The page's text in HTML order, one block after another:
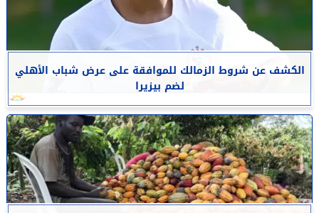
الكشف عن شروط الزمالك للموافقة على عرض شباب الأهلي
لضم بيزيرا